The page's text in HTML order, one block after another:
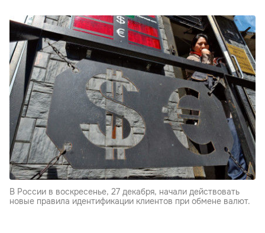
В России в воскресенье, 27 декабря, начали действовать
новые правила идентификации клиентов при обмене валют.